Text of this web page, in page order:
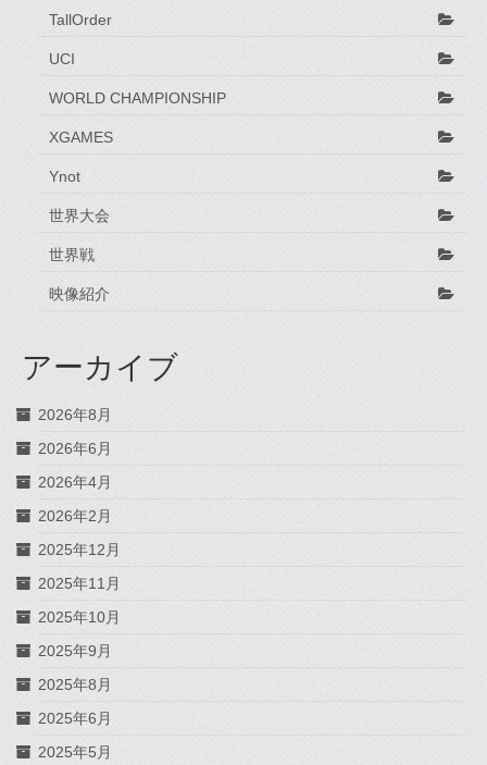
TallOrder
UCI
WORLD CHAMPIONSHIP
XGAMES
Ynot
世界大会
世界戦
映像紹介
アーカイブ
2026年8月
2026年6月
2026年4月
2026年2月
2025年12月
2025年11月
2025年10月
2025年9月
2025年8月
2025年6月
2025年5月